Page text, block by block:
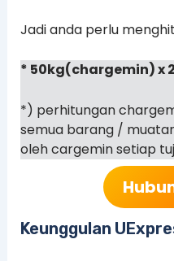
Jadi anda perlu
* 50kg(chargemin) x
*) perhitungan
semua barang /
oleh cargemin setiap
Keunggulan